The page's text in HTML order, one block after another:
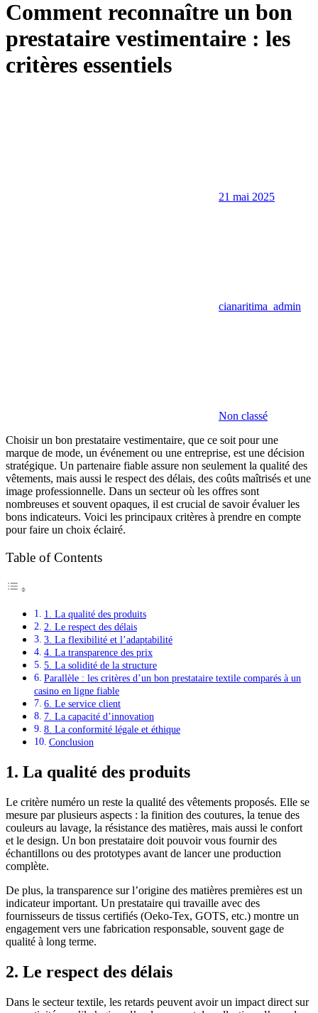
Comment reconnaître un bon
prestataire vestimentaire : les
critères essentiels
21 mai 2025
cianaritima_admin
Non classé
Choisir un bon prestataire vestimentaire, que ce soit pour une
marque de mode, un événement ou une entreprise, est une décision
stratégique. Un partenaire fiable assure non seulement la qualité des
vêtements, mais aussi le respect des délais, des coûts maîtrisés et une
image professionnelle. Dans un secteur où les offres sont
nombreuses et souvent opaques, il est crucial de savoir évaluer les
bons indicateurs. Voici les principaux critères à prendre en compte
pour faire un choix éclairé.
Table of Contents
1. La qualité des produits
2. Le respect des délais
3. La flexibilité et l’adaptabilité
4. La transparence des prix
5. La solidité de la structure
Parallèle : les critères d’un bon prestataire textile comparés à un
casino en ligne fiable
6. Le service client
7. La capacité d’innovation
8. La conformité légale et éthique
Conclusion
1. La qualité des produits
Le critère numéro un reste la qualité des vêtements proposés. Elle se
mesure par plusieurs aspects : la finition des coutures, la tenue des
couleurs au lavage, la résistance des matières, mais aussi le confort
et le design. Un bon prestataire doit pouvoir vous fournir des
échantillons ou des prototypes avant de lancer une production
complète.
De plus, la transparence sur l’origine des matières premières est un
indicateur important. Un prestataire qui travaille avec des
fournisseurs de tissus certifiés (Oeko-Tex, GOTS, etc.) montre un
engagement vers une fabrication responsable, souvent gage de
qualité à long terme.
2. Le respect des délais
Dans le secteur textile, les retards peuvent avoir un impact direct sur